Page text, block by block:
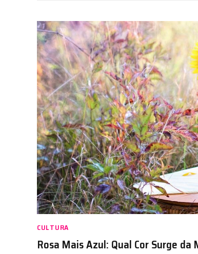
CULTURA
Rosa Mais Azul: Qual Cor Surge da